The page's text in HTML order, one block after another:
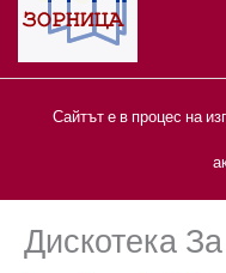
Сайтът е в процес на
Дискотека